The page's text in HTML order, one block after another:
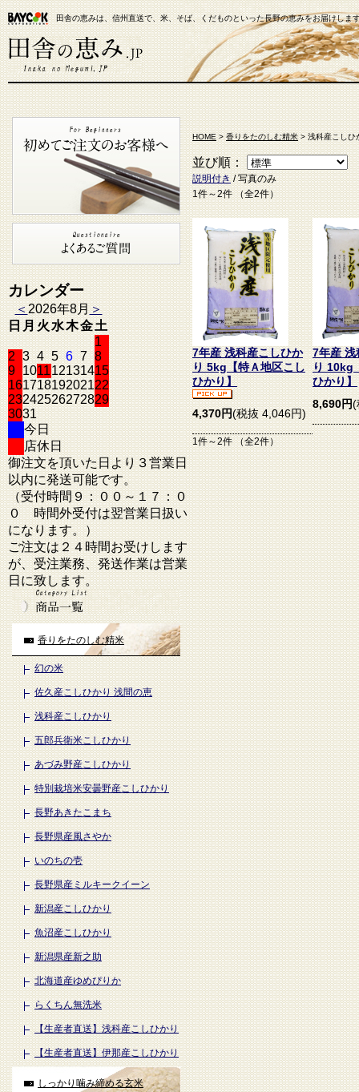
田舎の恵みは、信州直送で、米、そば、くだものといった長野の恵みをお届けしま
【米通販】田舎の恵み.JP
カレンダー
＜2026年8月＞
日月火水木金土
1
2 3 4 5 6 7 8
9 101112131415
16171819202122
23242526272829
3031
今日
店休日
御注文を頂いた日より３営業日
以内に発送可能です。
（受付時間９：００～１７：０
０ 時間外受付は翌営業日扱い
になります。）
ご注文は２４時間お受けします
が、受注業務、発送作業は営業
日に致します。
香りをたのしむ精米
幻の米
佐久産こしひかり 浅間の恵
浅科産こしひかり
五郎兵衛米こしひかり
あづみ野産こしひかり
特別栽培米安曇野産こしひかり
長野あきたこまち
長野県産風さやか
いのちの壱
長野県産ミルキークイーン
新潟産こしひかり
魚沼産こしひかり
新潟県産新之助
北海道産ゆめぴりか
らくちん無洗米
【生産者直送】浅科産こしひかり
【生産者直送】伊那産こしひかり
しっかり噛み締める玄米
HOME>香りをたのしむ精米> 浅科産こしひ
並び順：
説明付き/ 写真のみ
1件～2件 （全2件）
7年産 浅科産こしひか
り 5kg【特Ａ地区こし
ひかり】
4,370円(税抜 4,046円)
7年産 浅
り 10kg
ひかり】
8,690円(
1件～2件 （全2件）